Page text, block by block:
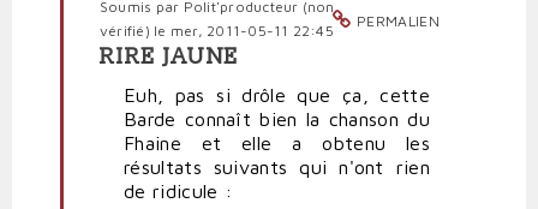
PERMALIEN
Soumis par Polit'producteur (non
vérifié) le mer, 2011-05-11 22:45
En
réponse
Quand
RIRE JAUNE
Euh, pas si drôle que ça, cette
Barde connaît bien la chanson du
Fhaine et elle a obtenu les
résultats suivants qui n'ont rien
de ridicule :